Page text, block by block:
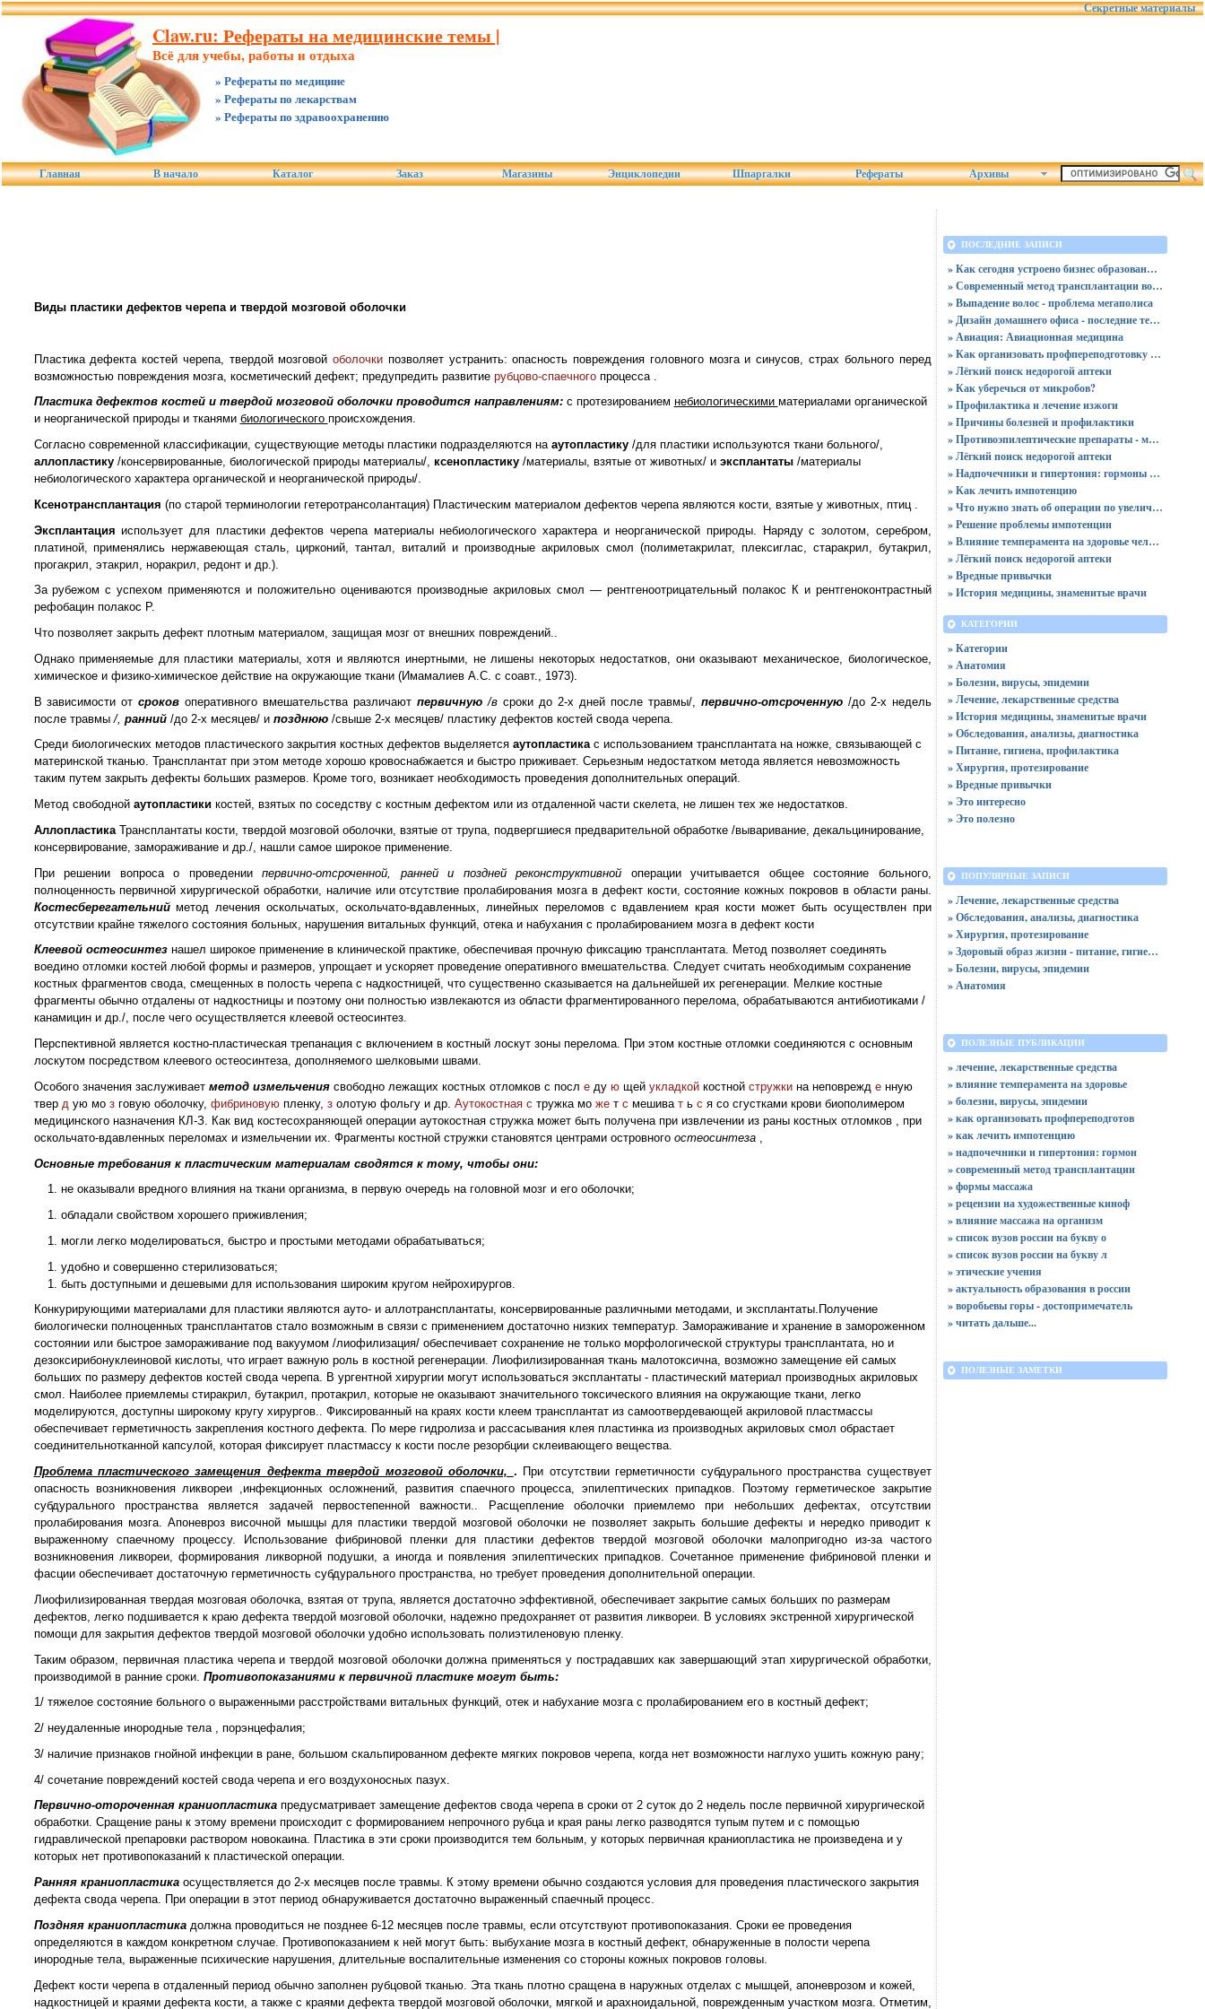
Секретные материалы
Claw.ru: Рефераты на медицинские темы |
Всё для учебы, работы и отдыха
» Рефераты по медицине
» Рефераты по лекарствам
» Рефераты по здравоохранению
Главная В начало Каталог Заказ Магазины Энциклопедии Шпаргалки Рефераты Архивы
Виды пластики дефектов черепа и твердой мозговой оболочки
Пластика дефекта костей черепа, твердой мозговойоболочки позволяет устранить: опасность повреждения головного мозга и синусов, страх больного перед
возможностью повреждения мозга, косметический дефект; предупредить развитие рубцово-спаечного процесса .
Пластика дефектов костей и твердой мозговой оболочки проводится направлениям: с протезированием небиологическими материалами органической
и неорганической природы и тканями биологического происхождения.
Согласно современной классификации, существующие методы пластики подразделяются на аутопластику /для пластики используются ткани больного/,
аллопластику /консервированные, биологической природы материалы/, ксенопластику /материалы, взятые от животных/ и эксплантаты /материалы
небиологического характера органической и неорганической природы/.
Ксенотрансплантация (по старой терминологии гетеротрансолантация) Пластическим материалом дефектов черепа являются кости, взятые у животных, птиц .
Эксплантацияиспользует для пластики дефектов черепа материалы небиологического характера и неорганической природы. Наряду с золотом, серебром,
платиной, применялись нержавеющая сталь, цирконий, тантал, виталий и производные акриловых смол (полиметакрилат, плексиглас, старакрил, бутакрил,
прогакрил, этакрил, норакрил, редонт и др.).
За рубежом с успехом применяются и положительно оцениваются производные акриловых смол — рентгеноотрицательный полакос К и рентгеноконтрастный
рефобацин полакос Р.
Что позволяет закрыть дефект плотным материалом, защищая мозг от внешних повреждений..
Однако применяемые для пластики материалы, хотя и являются инертными, не лишены некоторых недостатков, они оказывают механическое, биологическое,
химическое и физико-химическое действие на окружающие ткани (Имамалиев А.С. с соавт., 1973).
В зависимости отсроковоперативного вмешательства различаютпервичную/всроки до 2-х дней после травмы/, первично-отсроченную /до 2-х недель
после травмы/, ранний /до 2-х месяцев/ и позднюю /свыше 2-х месяцев/ пластику дефектов костей свода черепа.
Среди биологических методов пластического закрытия костных дефектов выделяется аутопластика с использованием трансплантата на ножке, связывающей с
материнской тканью. Трансплантат при этом методе хорошо кровоснабжается и быстро приживает. Серьезным недостатком метода является невозможность
таким путем закрыть дефекты больших размеров. Кроме того, возникает необходимость проведения дополнительных операций.
Метод свободной аутопластики костей, взятых по соседству с костным дефектом или из отдаленной части скелета, не лишен тех же недостатков.
Аллопластика Трансплантаты кости, твердой мозговой оболочки, взятые от трупа, подвергшиеся предварительной обработке /вываривание, декальцинирование,
консервирование, замораживание и др./, нашли самое широкое применение.
При решении вопроса о проведении первично-отсроченной, ранней и поздней реконструктивной операции учитывается общее состояние больного,
полноценность первичной хирургической обработки, наличие или отсутствие пролабирования мозга в дефект кости, состояние кожных покровов в области раны.
Костесберегательнийметод лечения оскольчатых, оскольчато-вдавленных, линейных переломов с вдавлением края кости может быть осуществлен при
отсутствии крайне тяжелого состояния больных, нарушения витальных функций, отека и набухания с пролабированием мозга в дефект кости
Клеевой остеосинтез нашел широкое применение в клинической практике, обеспечивая прочную фиксацию трансплантата. Метод позволяет соединять
воедино отломки костей любой формы и размеров, упрощает и ускоряет проведение оперативного вмешательства. Следует считать необходимым сохранение
костных фрагментов свода, смещенных в полость черепа с надкостницей, что существенно сказывается на дальнейшей их регенерации. Мелкие костные
фрагменты обычно отдалены от надкостницы и поэтому они полностью извлекаются из области фрагментированного перелома, обрабатываются антибиотиками /
канамицин и др./, после чего осуществляется клеевой остеосинтез.
Перспективной является костно-пластическая трепанация с включением в костный лоскут зоны перелома. При этом костные отломки соединяются с основным
лоскутом посредством клеевого остеосинтеза, дополняемого шелковыми швами.
Особого значения заслуживает метод измельчения свободно лежащих костных отломков с посл е ду ю щей укладкой костной стружки на неповрежд е нную
твер д ую мо з говую оболочку, фибриновую пленку, з олотую фольгу и др. Аутокостная с тружка мо же т с мешива т ь с я со сгустками крови биополимером
медицинского назначения КЛ-З. Как вид костесохраняющей операции аутокостная стружка может быть получена при извлечении из раны костных отломков , при
оскольчато-вдавленных переломах и измельчении их. Фрагменты костной стружки становятся центрами островного остеосинтеза
Основные требования к пластическим материалам сводятся к тому, чтобы они:
не оказывали вредного влияния на ткани организма, в первую очередь на головной мозг и его оболочки;
обладали свойством хорошего приживления;
могли легко моделироваться, быстро и простыми методами обрабатываться;
удобно и совершенно стерилизоваться;
быть доступными и дешевыми для использования широким кругом нейрохирургов.
Конкурирующими материалами для пластики являются ауто- и аллотрансплантаты, консервированные различными методами, и эксплантаты.Получение
биологически полноценных трансплантатов стало возможным в связи с применением достаточно низких температур. Замораживание и хранение в замороженном
состоянии или быстрое замораживание под вакуумом /лиофилизация/ обеспечивает сохранение не только морфологической структуры трансплантата, но и
дезоксирибонуклеиновой кислоты, что играет важную роль в костной регенерации. Лиофилизированная ткань малотоксична, возможно замещение ей самых
больших по размеру дефектов костей свода черепа. В ургентной хирургии могут использоваться эксплантаты - пластический материал производных акриловых
смол. Наиболее приемлемы стиракрил, бутакрил, протакрил, которые не оказывают значительного токсического влияния на окружающие ткани, легко
моделируются, доступны широкому кругу хирургов.. Фиксированный на краях кости клеем трансплантат из самоотвердевающей акриловой пластмассы
обеспечивает герметичность закрепления костного дефекта. По мере гидролиза и рассасывания клея пластинка из производных акриловых смол обрастает
соединительнотканной капсулой, которая фиксирует пластмассу к кости после резорбции склеивающего вещества.
Проблема пластического замещения дефекта твердой мозговой оболочки, . При отсутствии герметичности субдурального пространства существует
опасность возникновения ликвореи ,инфекционных осложнений, развития спаечного процесса, эпилептических припадков. Поэтому герметическое закрытие
субдурального пространства является задачей первостепенной важности.. Расщепление оболочки приемлемо при небольших дефектах, отсутствии
пролабирования мозга. Апоневроз височной мышцы для пластики твердой мозговой оболочки не позволяет закрыть большие дефекты и нередко приводит к
выраженному спаечному процессу. Использование фибриновой пленки для пластики дефектов твердой мозговой оболочки малопригодно из-за частого
возникновения ликвореи, формирования ликворной подушки, а иногда и появления эпилептических припадков. Сочетанное применение фибриновой пленки и
фасции обеспечивает достаточную герметичность субдурального пространства, но требует проведения дополнительной операции.
Лиофилизированная твердая мозговая оболочка, взятая от трупа, является достаточно эффективной, обеспечивает закрытие самых больших по размерам
дефектов, легко подшивается к краю дефекта твердой мозговой оболочки, надежно предохраняет от развития ликвореи. В условиях экстренной хирургической
помощи для закрытия дефектов твердой мозговой оболочки удобно использовать полиэтиленовую пленку.
Таким образом, первичная пластика черепа и твердой мозговой оболочки должна применяться у пострадавших как завершающий этап хирургической обработки,
производимой в ранние сроки. Противопоказаниями к первичной пластике могут быть:
1/ тяжелое состояние больного о выраженными расстройствами витальных функций, отек и набухание мозга с пролабированием его в костный дефект;
2/ неудаленные инородные тела , порэнцефалия;
3/ наличие признаков гнойной инфекции в ране, большом скальпированном дефекте мягких покровов черепа, когда нет возможности наглухо ушить кожную рану;
4/ сочетание повреждений костей свода черепа и его воздухоносных пазух.
Первично-отороченная краниопластика предусматривает замещение дефектов свода черепа в сроки от 2 суток до 2 недель после первичной хирургической
обработки. Сращение раны к этому времени происходит с формированием непрочного рубца и края раны легко разводятся тупым путем и с помощью
гидравлической препаровки раствором новокаина. Пластика в эти сроки производится тем больным, у которых первичная краниопластика не произведена и у
которых нет противопоказаний к пластической операции.
Ранняя краниопластика осуществляется до 2-х месяцев после травмы. К этому времени обычно создаются условия для проведения пластического закрытия
дефекта свода черепа. При операции в этот период обнаруживается достаточно выраженный спаечный процесс.
Поздняя краниопластика должна проводиться не позднее 6-12 месяцев после травмы, если отсутствуют противопоказания. Сроки ее проведения
определяются в каждом конкретном случае. Противопоказанием к ней могут быть: выбухание мозга в костный дефект, обнаруженные в полости черепа
инородные тела, выраженные психические нарушения, длительные воспалительные изменения со стороны кожных покровов головы.
Дефект кости черепа в отдаленный период обычно заполнен рубцовой тканью. Эта ткань плотно сращена в наружных отделах с мышцей, апоневрозом и кожей,
надкостницей и краями дефекта кости, а также с краями дефекта твердой мозговой оболочки, мягкой и арахноидальной, поврежденным участком мозга. Отметим,
ПОСЛЕДНИЕ ЗАПИСИ
» Как сегодня устроено бизнес образование для руководителей и команд
» Современный метод трансплантации волос
» Выпадение волос - проблема мегаполиса
» Дизайн домашнего офиса - последние тенденции
» Авиация: Авиационная медицина
» Как организовать профпереподготовку врачей: рекомендации для руководителей
» Лёгкий поиск недорогой аптеки
» Как уберечься от микробов?
» Профилактика и лечение изжоги
» Причины болезней и профилактики
» Противоэпилептические препараты - механизм действия и безопасность применения
» Лёгкий поиск недорогой аптеки
» Надпочечники и гипертония: гормоны решают все
» Как лечить импотенцию
» Что нужно знать об операции по увеличению груди
» Решение проблемы импотенции
» Влияние темперамента на здоровье человека
» Лёгкий поиск недорогой аптеки
» Вредные привычки
» История медицины, знаменитые врачи
КАТЕГОРИИ
» Категории
» Анатомия
» Болезни, вирусы, эпидемии
» Лечение, лекарственные средства
» История медицины, знаменитые врачи
» Обследования, анализы, диагностика
» Питание, гигиена, профилактика
» Хирургия, протезирование
» Вредные привычки
» Это интересно
» Это полезно
ПОПУЛЯРНЫЕ ЗАПИСИ
» Лечение, лекарственные средства
» Обследования, анализы, диагностика
» Хирургия, протезирование
» Здоровый образ жизни - питание, гигиена, профилактика
» Болезни, вирусы, эпидемии
» Анатомия
ПОЛЕЗНЫЕ ПУБЛИКАЦИИ
» лечение, лекарственные средства
» влияние темперамента на здоровье
» болезни, вирусы, эпидемии
» как организовать профпереподготов
» как лечить импотенцию
» надпочечники и гипертония: гормон
» современный метод трансплантации
» формы массажа
» рецензии на художественные киноф
» влияние массажа на организм
» список вузов россии на букву о
» список вузов россии на букву л
» этические учения
» актуальность образования в россии
» воробьевы горы - достопримечатель
»читать дальше...
ПОЛЕЗНЫЕ ЗАМЕТКИ